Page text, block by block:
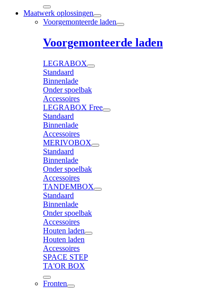
Maatwerk oplossingen
Voorgemonteerde laden
Voorgemonteerde laden
LEGRABOX
Standaard
Binnenlade
Onder spoelbak
Accessoires
LEGRABOX Free
Standaard
Binnenlade
Accessoires
MERIVOBOX
Standaard
Binnenlade
Onder spoelbak
Accessoires
TANDEMBOX
Standaard
Binnenlade
Onder spoelbak
Accessoires
Houten laden
Houten laden
Accessoires
SPACE STEP
TA'OR BOX
Fronten